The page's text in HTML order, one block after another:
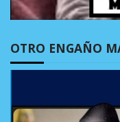
OTRO ENGAÑO